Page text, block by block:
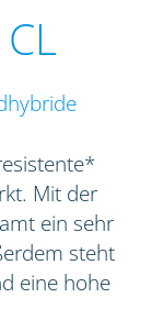
Mit der
ein sehr
steht
eine hohe